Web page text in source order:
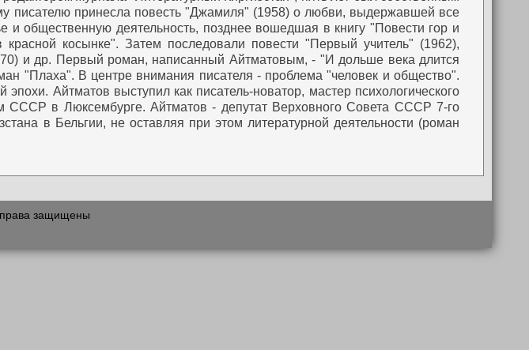
писателю принесла повесть "Джамиля" (1958) о любви, выдержавшей все
и общественную деятельность, позднее вошедшая в книгу "Повести гор и
косынке". Затем последовали повести "Первый учитель" (1962),
и др. Первый роман, написанный Айтматовым, - "И дольше века длится
"Плаха". В центре внимания писателя - проблема "человек и общество".
Айтматов выступил как писатель-новатор, мастер психологического
СССР в Люксембурге. Айтматов - депутат Верховного Совета СССР 7-го
в Бельгии, не оставляя при этом литературной деятельности (роман
защищены